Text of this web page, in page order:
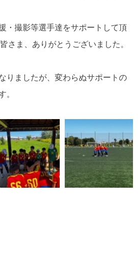
・撮影等選手達をサポートして頂
さま、ありがとうございました。
りましたが、変わらぬサポートの
。